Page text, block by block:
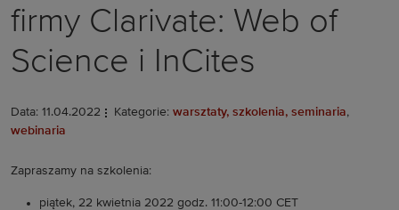
firmy Clarivate: Web of
Science i InCites
Data: 11.04.2022 Kategorie: warsztaty, szkolenia, seminaria,
webinaria
Zapraszamy na szkolenia:
piątek, 22 kwietnia 2022 godz. 11:00-12:00 CET